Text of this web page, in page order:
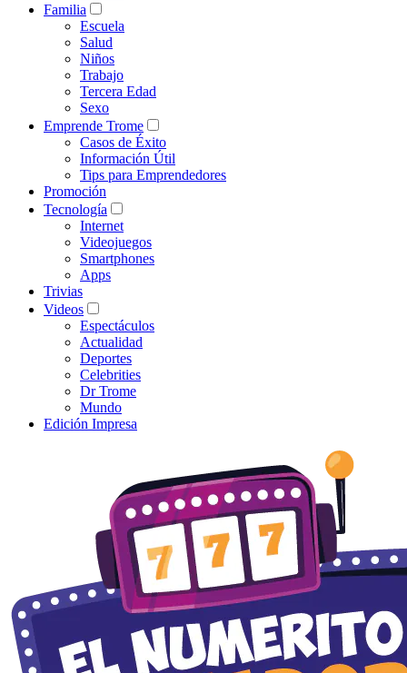
Familia
Escuela
Salud
Niños
Trabajo
Tercera Edad
Sexo
Emprende Trome
Casos de Éxito
Información Útil
Tips para Emprendedores
Promoción
Tecnología
Internet
Videojuegos
Smartphones
Apps
Trivias
Videos
Espectáculos
Actualidad
Deportes
Celebrities
Dr Trome
Mundo
Edición Impresa